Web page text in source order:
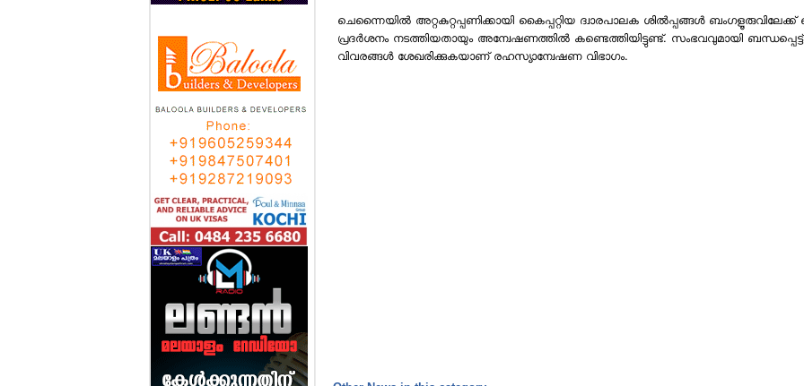
ചെന്നൈയില്‍ അറ്റകുറ്റപ്പണിക്കായി കൈപ്പറ്റിയ ദ്വാരപാലക ശില്‍പ്പങ്ങള്‍
പ്രദര്‍ശനം നടത്തിയതായും അന്വേഷണത്തില്‍ കണ്ടെത്തിയിട്ടുണ്ട്. സംഭവവുമായി
വിവരങ്ങള്‍ ശേഖരിക്കുകയാണ് രഹസ്യാന്വേഷണ വിഭാഗം.